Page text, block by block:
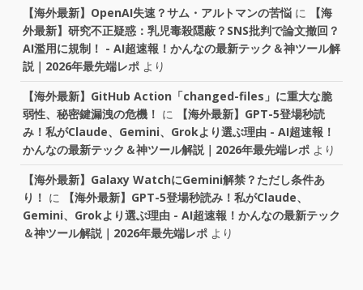
【海外最新】OpenAI失速？サム・アルトマンの苦悩 に
【海
外最新】研究不正疑惑：乳児毒殺隠蔽？SNS批判で論文撤回？
AI濫用に規制！ - AI超速報！かんなの最新テック＆神ツール解
説｜2026年最先端レポ より
【海外最新】GitHub Action「changed-files」に重大な脆
弱性、秘密鍵漏洩の危機！ に
【海外最新】GPT-5登場秒読
み！私がClaude、Gemini、Grokより選ぶ理由 - AI超速報！
かんなの最新テック＆神ツール解説｜2026年最先端レポ より
【海外最新】Galaxy WatchにGemini解禁？ただし条件あ
り！ に
【海外最新】GPT-5登場秒読み！私がClaude、
Gemini、Grokより選ぶ理由 - AI超速報！かんなの最新テック
＆神ツール解説｜2026年最先端レポ より